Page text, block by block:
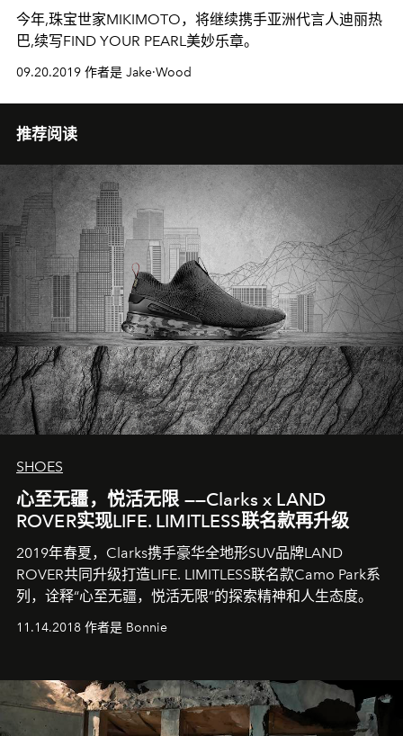
今年,珠宝世家MIKIMOTO，将继续携手亚洲代言人迪丽热
巴,续写FIND YOUR PEARL美妙乐章。
09.20.2019 作者是 Jake·Wood
推荐阅读
SHOES
心至无疆，悦活无限 ——Clarks x LAND
ROVER实现LIFE. LIMITLESS联名款再升级
2019年春夏，Clarks携手豪华全地形SUV品牌LAND
ROVER共同升级打造LIFE. LIMITLESS联名款Camo Park系
列，诠释“心至无疆，悦活无限”的探索精神和人生态度。
11.14.2018 作者是 Bonnie